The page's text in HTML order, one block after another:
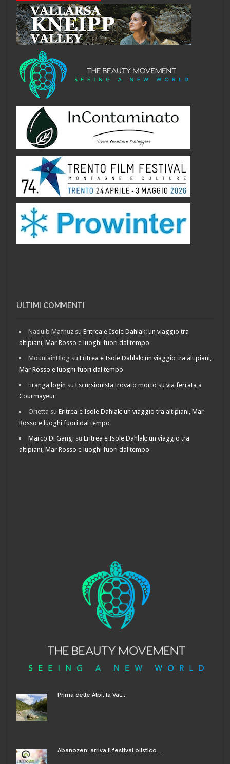
ULTIMI COMMENTI
Naquib Mafhuz suEritrea e Isole Dahlak: un viaggio tra
altipiani, Mar Rosso e luoghi fuori dal tempo
MountainBlog suEritrea e Isole Dahlak: un viaggio tra altipiani,
Mar Rosso e luoghi fuori dal tempo
tiranga login suEscursionista trovato morto su via ferrata a
Courmayeur
Orietta suEritrea e Isole Dahlak: un viaggio tra altipiani, Mar
Rosso e luoghi fuori dal tempo
Marco Di Gangi suEritrea e Isole Dahlak: un viaggio tra
altipiani, Mar Rosso e luoghi fuori dal tempo
Prima delle Alpi, la Val...
Abanozen: arriva il festival olistico...